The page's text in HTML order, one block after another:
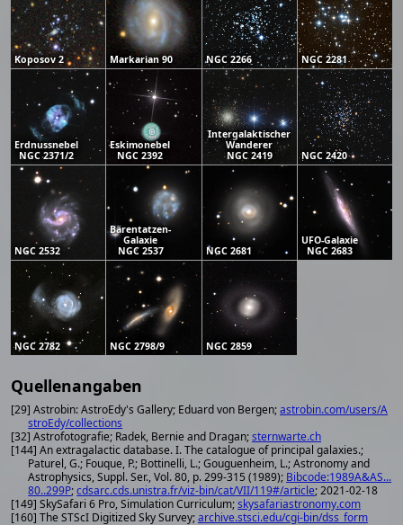
Koposov 2 Markarian 90 NGC 2266 NGC 2281
Erdnussnebel
NGC 2371/2
Eskimonebel
NGC 2392
Intergalaktischer
Wanderer
NGC 2419
NGC 2420
NGC 2532
Bärentatzen-
Galaxie
NGC 2537
NGC 2681
UFO-Galaxie
NGC 2683
NGC 2782 NGC 2798/9 NGC 2859
Quellenangaben
[29] Astrobin: AstroEdy's Gallery; Eduard von Bergen;astrobin.com/users/A
stroEdy/collections
[32] Astrofotografie; Radek, Bernie and Dragan;sternwarte.ch
[144] An extragalactic database. I. The catalogue of principal galaxies.;
Paturel, G.; Fouque, P.; Bottinelli, L.; Gouguenheim, L.; Astronomy and
Astrophysics, Suppl. Ser., Vol. 80, p. 299-315 (1989); Bibcode:1989A&AS...
80..299P;cdsarc.cds.unistra.fr/viz-bin/cat/VII/119#/article; 2021-02-18
[149] SkySafari 6 Pro, Simulation Curriculum;skysafariastronomy.com
[160] The STScI Digitized Sky Survey;archive.stsci.edu/cgi-bin/dss_form